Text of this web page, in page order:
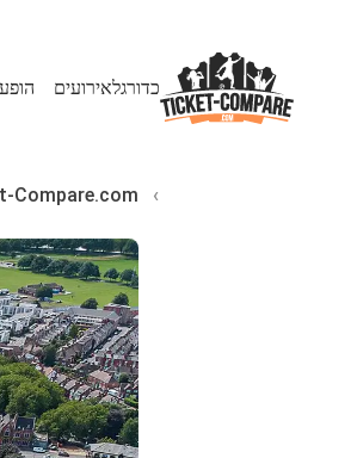
כדורגלאירועים
Compare.com